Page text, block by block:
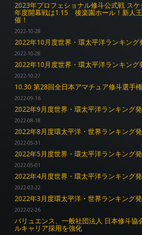
2023年プロフェショナル修斗公式戦 ス
年度開幕戦は1.15 後楽園ホール！新人
催！
2022-10-28
2022年10月度世界・環太平洋ランキング
2022-10-28
2022年10月度世界・環太平洋ランキング
2022-10-27
10.30 第28回全日本アマチュア修斗選手
2022-09-16
2022年9月度世界・環太平洋ランキング
2022-08-18
2022年8月度環太平洋・世界ランキング
2022-05-31
2022年5月度世界・環太平洋ランキング
2022-05-01
2022年4月度世界・環太平洋ランキング
2022-03-22
2022年3月度環太平洋・世界ランキング
2022-02-26
バリュエンス、一般社団法人 日本修斗協
ルキャリア採用を強化